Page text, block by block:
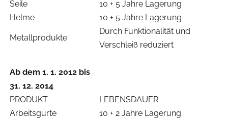
Seile
10 + 5 Jahre Lagerung
Helme
10 + 5 Jahre Lagerung
Metallprodukte
Durch Funktionalität und
Verschleiß reduziert
Ab dem 1. 1. 2012 bis
31. 12. 2014
PRODUKT
LEBENSDAUER
Arbeitsgurte
10 + 2 Jahre Lagerung